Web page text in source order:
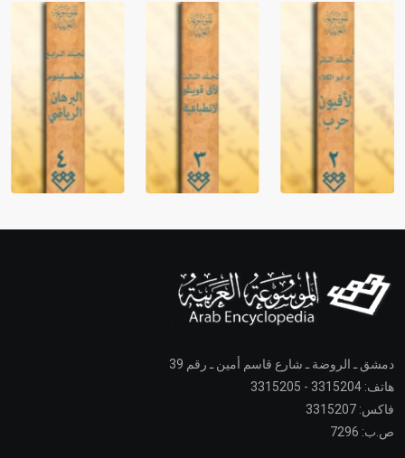
دمشق ـ الروضة ـ شارع قاسم أمين ـ رقم 39
هاتف: 3315204 - 3315205
فاكس: 3315207
ص.ب: 7296